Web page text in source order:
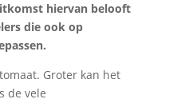
hiervan belooft
die ook op
Groter kan het
de vele